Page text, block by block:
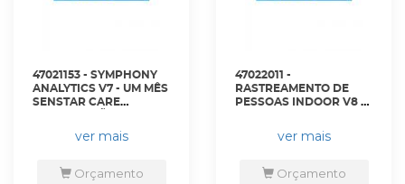
47021153 - SYMPHONY
ANALYTICS V7 - UM MÊS
SENSTAR CARE
SUPORTE - AIM-SYM7-
VA-MS-1M - SENSTAR
ver mais
Orçamento
47022011 -
RASTREAMENTO DE
PESSOAS INDOOR V8 -
ver mais
Orçamento